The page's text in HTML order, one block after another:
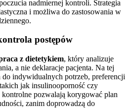
nadmiernej kontroli. Strategia
i możliwa do zastosowania w
postępów
z dietetykiem, który analizuje
a nie deklaracje pacjenta. Na tej
do indywidualnych potrzeb, preferencji
jak insulinooporność czy
pozwalają korygować plan
zanim doprowadzą do